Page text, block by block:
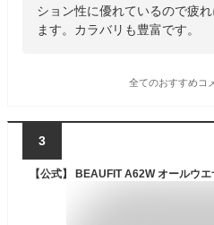
ション性に優れているので疲
ます。カラバリも豊富です。
全てのおすすめコ
3